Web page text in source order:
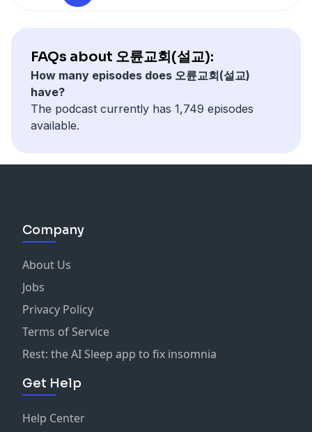
FAQs about 오륜교회(설교):
How many episodes does 오륜교회(설교)
have?
The podcast currently has 1,749 episodes
available.
Company
About Us
Jobs
Privacy Policy
Terms of Service
Rest: the AI Sleep app to fix insomnia
Get Help
Help Center